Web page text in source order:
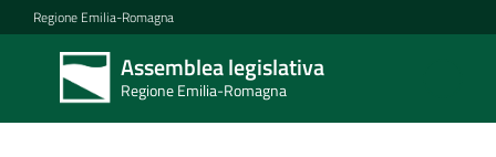
Vai al contenuto
Vai alla navigazione
Vai al footer
Regione Emilia-Romagna
Assemblea legislativa
Regione Emilia-Romagna
Assemblea
legislativa
Regione Emilia-